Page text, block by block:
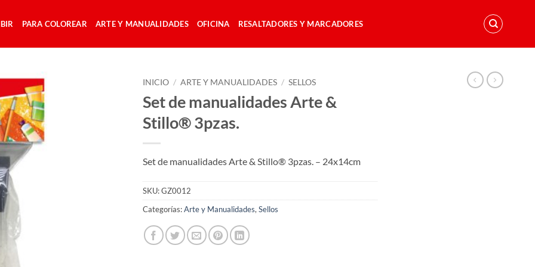
PARA COLOREAR ARTE Y MANUALIDADES OFICINA RESALTADORES Y MARCADORES
INICIO / ARTE Y MANUALIDADES / SELLOS
Set de manualidades Arte &
Stillo® 3pzas.
Set de manualidades Arte & Stillo® 3pzas. – 24x14cm
SKU:GZ0012
Categorías:Arte y Manualidades, Sellos